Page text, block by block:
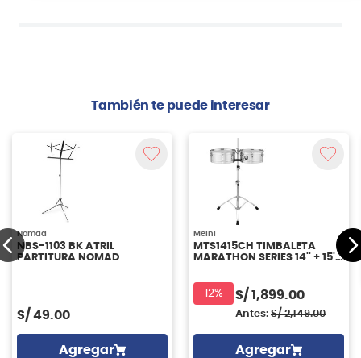
También te puede interesar
Nomad
NBS-1103 BK ATRIL
PARTITURA NOMAD
S/ 49.00
Agregar
Meinl
MTS1415CH TIMBALETA
MARATHON SERIES 14'' + 15''
12% S/ 1,899.00
Antes: S/ 2,149.00
Agregar